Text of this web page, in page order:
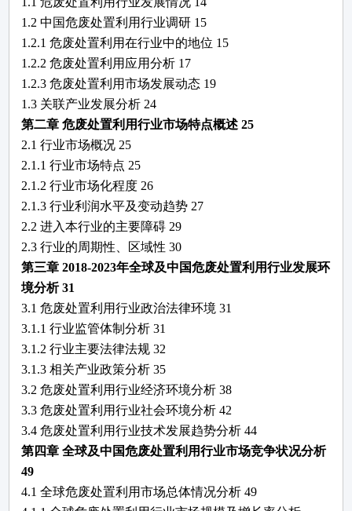
1.2 中国危废处置利用行业调研 15
1.2.1危废处置利用在行业中的地位 15
1.2.2危废处置利用 应用分析 17
1.2.3危废处置利用市场发展动态 19
1.3 关联产业发展分析 24
第二章 危废处置利用行业市场特点概述 25
2.1 行业市场概况 25
2.1.1 行业市场特点 25
2.1.2 行业市场化程度 26
2.1.3 行业利润水平及变动趋势 27
2.2 进入本行业的主要障碍 29
2.3 行业的周期性、区域性 30
第三章 2018-2023年全球及中国危废处置利用行业发展环
境分析 31
3.1危废处置利用行业政治法律环境 31
3.1.1 行业监管体制分析 31
3.1.2 行业主要法律法规 32
3.1.3 相关产业政策分析 35
3.2危废处置利用行业经济环境分析 38
3.3危废处置利用行业社会环境分析 42
3.4危废处置利用行业技术发展趋势分析 44
第四章 全球及中国危废处置利用行业市场竞争状况分析
49
4.1 全球危废处置利用市场总体情况分析 49